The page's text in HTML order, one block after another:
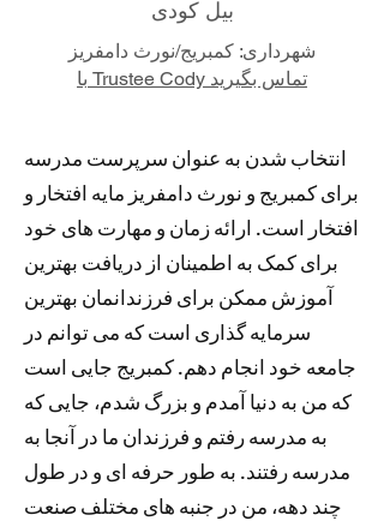
بیل کودی
شهرداری: کمبریج/نورث دامفریز
با Trustee Cody تماس بگیرید
انتخاب شدن به عنوان سرپرست مدرسه
برای کمبریج و نورث دامفریز مایه افتخار و
افتخار است. ارائه زمان و مهارت های خود
برای کمک به اطمینان از دریافت بهترین
آموزش ممکن برای فرزندانمان بهترین
سرمایه گذاری است که می توانم در
جامعه خود انجام دهم. کمبریج جایی است
که من به دنیا آمدم و بزرگ شدم، جایی که
به مدرسه رفتم و فرزندان ما در آنجا به
مدرسه رفتند. به طور حرفه ای و در طول
چند دهه، من در جنبه های مختلف صنعت